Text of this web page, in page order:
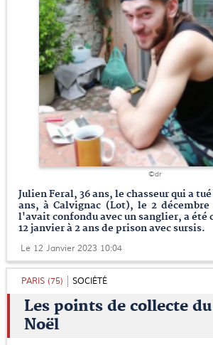
©dr
Julien Feral, 36 ans, le chasseur qui a
ans, à Calvignac (Lot), le 2
l'avait confondu avec un sanglier, a été
12 janvier à 2 ans de prison avec sursis.
Le 12 Janvier 2023 10:04
PARIS (75) SOCIÉTÉ
Les points de collecte
Noël